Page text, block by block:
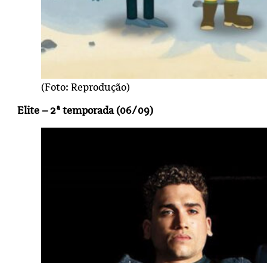
(Foto: Reprodução)
Elite – 2ª temporada (06/09)